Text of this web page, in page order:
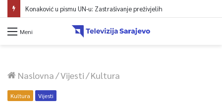
Konaković u pismu UN-u: Zastrašivanje preživjelih
Meni
Naslovna/Vijesti/Kultura
Kultura Vijesti